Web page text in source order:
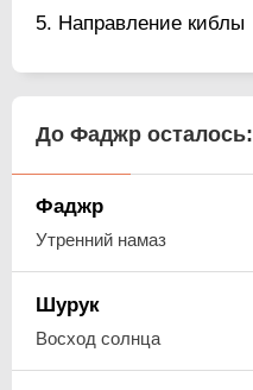
Направление киблы
До Фаджр осталось:
Фаджр
Утренний намаз
Шурук
Восход солнца